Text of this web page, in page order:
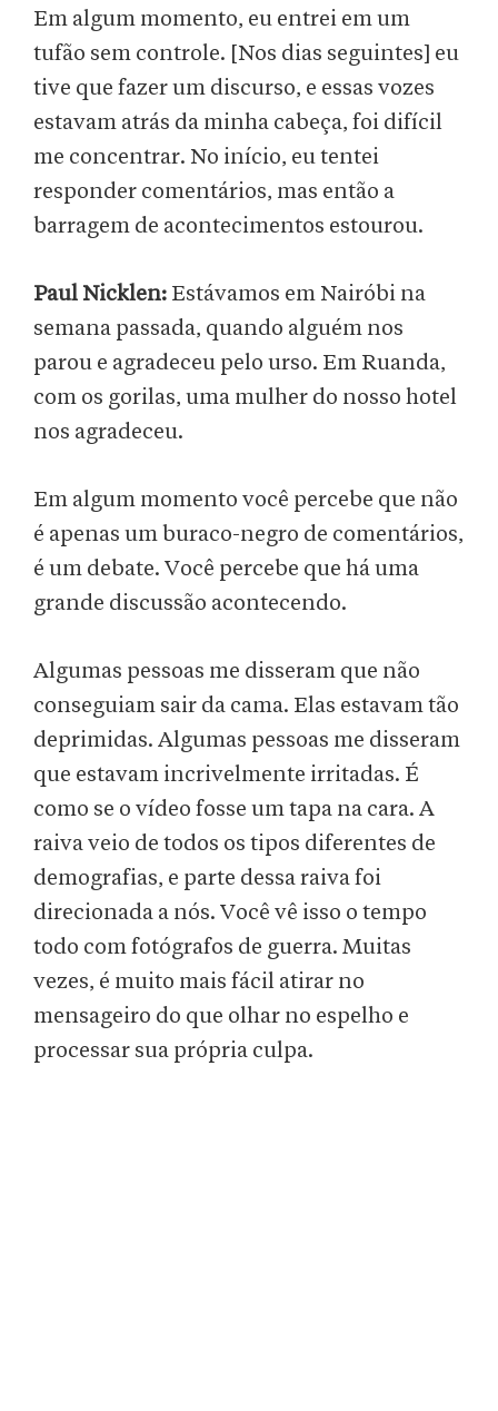
Em algum momento, eu entrei em um
tufão sem controle. [Nos dias seguintes] eu
tive que fazer um discurso, e essas vozes
estavam atrás da minha cabeça, foi difícil
me concentrar. No início, eu tentei
responder comentários, mas então a
barragem de acontecimentos estourou.
Paul Nicklen: Estávamos em Nairóbi na
semana passada, quando alguém nos
parou e agradeceu pelo urso. Em Ruanda,
com os gorilas, uma mulher do nosso hotel
nos agradeceu.
Em algum momento você percebe que não
é apenas um buraco-negro de comentários,
é um debate. Você percebe que há uma
grande discussão acontecendo.
Algumas pessoas me disseram que não
conseguiam sair da cama. Elas estavam tão
deprimidas. Algumas pessoas me disseram
que estavam incrivelmente irritadas. É
como se o vídeo fosse um tapa na cara. A
raiva veio de todos os tipos diferentes de
demografias, e parte dessa raiva foi
direcionada a nós. Você vê isso o tempo
todo com fotógrafos de guerra. Muitas
vezes, é muito mais fácil atirar no
mensageiro do que olhar no espelho e
processar sua própria culpa.